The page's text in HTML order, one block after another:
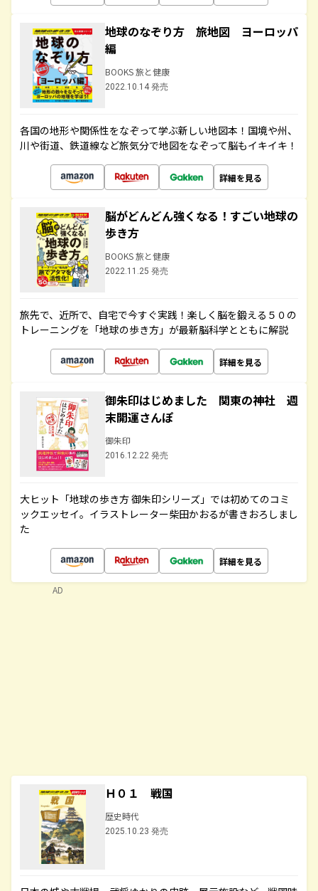
地球のなぞり方 旅地図 ヨーロッパ
編
BOOKS 旅と健康
2022.10.14 発売
各国の地形や関係性をなぞって学ぶ新しい地図本！国境や州、
川や街道、鉄道線など旅気分で地図をなぞって脳もイキイキ！
詳細を見る
脳がどんどん強くなる！すごい地球の
歩き方
BOOKS 旅と健康
2022.11.25 発売
旅先で、近所で、自宅で今すぐ実践！楽しく脳を鍛える５０の
トレーニングを「地球の歩き方」が最新脳科学とともに解説
詳細を見る
御朱印はじめました 関東の神社 週
末開運さんぽ
御朱印
2016.12.22 発売
大ヒット「地球の歩き方 御朱印シリーズ」では初めてのコミ
ックエッセイ。イラストレーター柴田かおるが書きおろしまし
た
詳細を見る
Ｈ０１ 戦国
歴史時代
2025.10.23 発売
AD